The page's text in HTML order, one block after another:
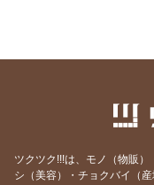
【6/21
ショッ
2026/06/10【6/21】
ツクツク!!!は、モノ（物販
シ（美容）・チョクバイ（